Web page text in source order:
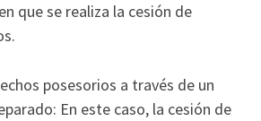
que se realiza la cesión de
posesorios a través de un
En este caso, la cesión de